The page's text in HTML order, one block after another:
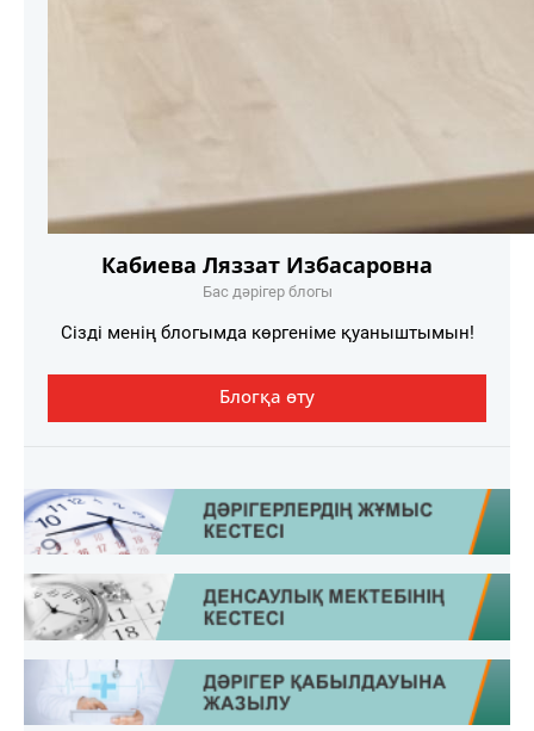
Кабиева Ляззат Избасаровна
Бас дәрігер блогы
Сізді менің блогымда көргеніме қуаныштымын!
Блогқа өту